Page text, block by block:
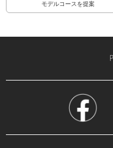
モデルコースを提案